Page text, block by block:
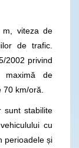
m, viteza de
de trafic.
2002 privind
maximă de
km/oră.
sunt stabilite
cu
perioadele și